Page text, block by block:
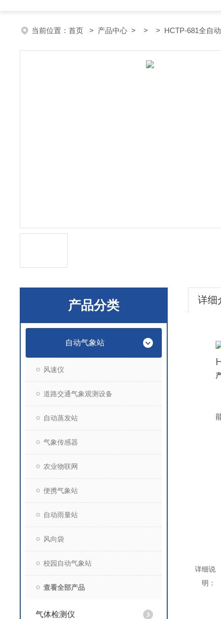
当前位置： 首页 > 产品中心 > > > HCTP-681全自动
产品分类
自动气象站
风速仪
道路交通气象观测设备
自动蒸发站
气象传感器
农业物联网
便携气象站
自动雨量站
风向袋
校园自动气象站
查看全部产品
气体检测仪
详细
详细说
明：